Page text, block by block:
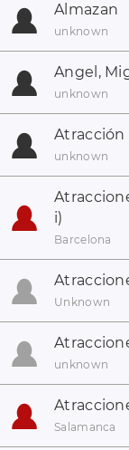
Almazan
unknown
Angel,
unknown
Atracción
unknown
i)
Barcelona
Unknown
unknown
Salamanca